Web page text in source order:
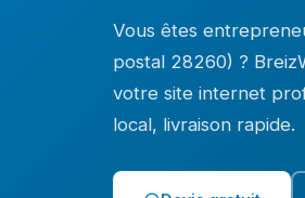
Vous êtes
postal 28260) ?
votre site internet
local, livraison rapide.